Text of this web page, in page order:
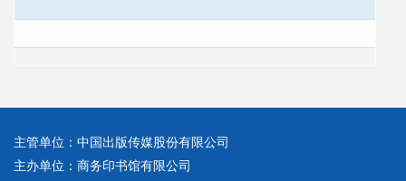
主管单位：中国出版传媒股份有限公司
主办单位：商务印书馆有限公司